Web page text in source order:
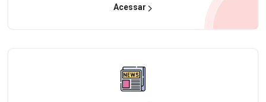
Acessar